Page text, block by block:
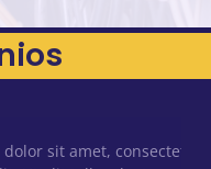
consectetur